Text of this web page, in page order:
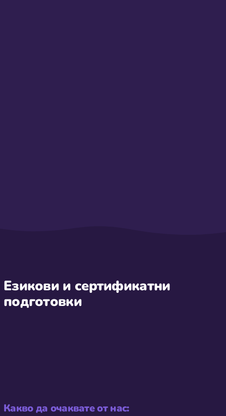
Езикови и сертификатни
подготовки
Какво да очаквате от нас: